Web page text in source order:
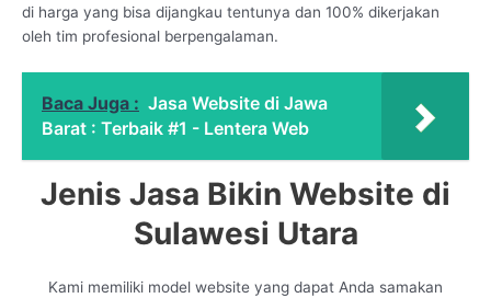
di harga yang bisa dijangkau tentunya dan 100% dikerjakan
oleh tim profesional berpengalaman.
Baca Juga : Jasa Website di Jawa
Barat : Terbaik #1 - Lentera Web
Jenis Jasa Bikin Website di
Sulawesi Utara
Kami memiliki model website yang dapat Anda samakan